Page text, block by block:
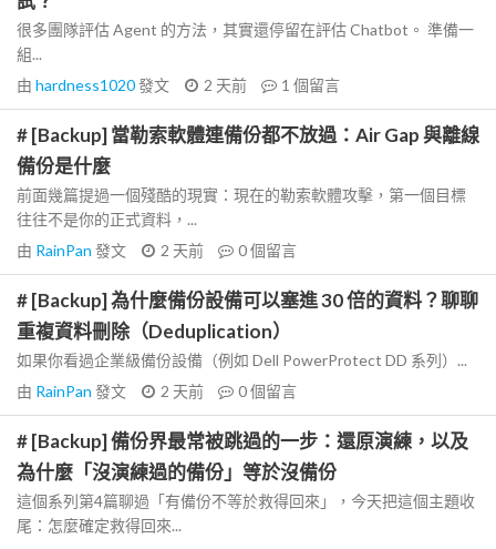
很多團隊評估 Agent 的方法，其實還停留在評估 Chatbot。 準備一
組...
由 hardness1020發文 2 天前 1 個留言
# [Backup] 當勒索軟體連備份都不放過：Air Gap 與離線
備份是什麼
前面幾篇提過一個殘酷的現實：現在的勒索軟體攻擊，第一個目標
往往不是你的正式資料，...
由 RainPan 發文 2 天前 0個留言
# [Backup] 為什麼備份設備可以塞進 30 倍的資料？聊聊
重複資料刪除（Deduplication）
如果你看過企業級備份設備（例如 Dell PowerProtect DD 系列）...
由 RainPan 發文 2 天前 0個留言
# [Backup] 備份界最常被跳過的一步：還原演練，以及
為什麼「沒演練過的備份」等於沒備份
這個系列第4篇聊過「有備份不等於救得回來」，今天把這個主題收
尾：怎麼確定救得回來...